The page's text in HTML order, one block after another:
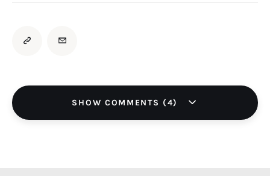
SHOW COMMENTS (4)